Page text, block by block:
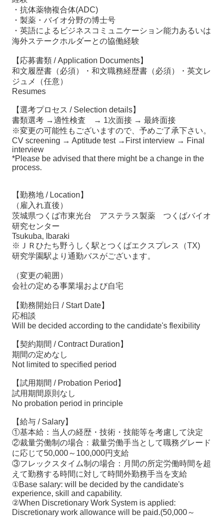
・抗体薬物複合体(ADC)
・製薬・バイオ分野の博士号
・英語によるビジネスコミュニケーション能力あるいは
海外ステークホルダーとの協働経験
【応募書類 / Application Documents】
和文履歴書（必須）・和文職務経歴書（必須）・英文レ
ジュメ（任意）
Resumes
【選考プロセス / Selection details】
書類選考 →適性検査 → 1次面接 → 最終面接
※変更の可能性もございますので、予めご了承下さい。
CV screening → Aptitude test →First interview → Final
interview
*Please be advised that there might be a change in the
process.
【勤務地 / Location】
（雇入れ直後）
茨城県つくば市東光台 アステラス製薬 つくばバイオ
研究センター
Tsukuba, Ibaraki
※ＪＲひたち野うしく駅とつくばエクスプレス（TX)
研究学園駅より通勤バスがございます。
（変更の範囲）
会社の定める事業場および自宅
【勤務開始日 / Start Date】
応相談
Will be decided according to the candidate's flexibility
【契約期間 / Contract Duration】
期間の定めなし
Not limited to specified period
【試用期間 / Probation Period】
試用期間原則なし
No probation period in principle
【給与 / Salary】
①基本給：当人の経歴・技術・技能等を考慮して決定
②裁量労働制の場合：裁量労働手当として職務グレード
に応じて50,000～100,000円支給
③フレックスタイム制の場合：月間の所定労働時間を超
えて勤務する時間に対して時間外勤務手当を支給
①Base salary: will be decided by the candidate's
experience, skill and capability.
②When Discretionary Work System is applied:
Discretionary work allowance will be paid.(50,000～